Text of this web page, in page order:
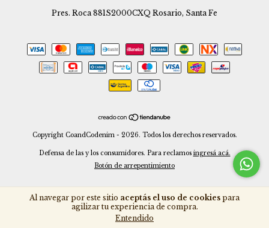
Al navegar por este sitio aceptás el uso de cookies para
agilizar tu experiencia de compra.
Entendido
Pres. Roca 881S2000CXQ Rosario, Santa Fe
Copyright CoandCodenim - 2026. Todos los derechos reservados.
Defensa de las y los consumidores. Para reclamos ingresá acá.
Botón de arrepentimiento